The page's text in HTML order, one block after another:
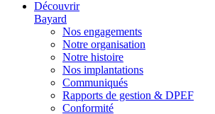
Découvrir
Bayard
Nos engagements
Notre organisation
Notre histoire
Nos implantations
Communiqués
Rapports de gestion & DPEF
Conformité